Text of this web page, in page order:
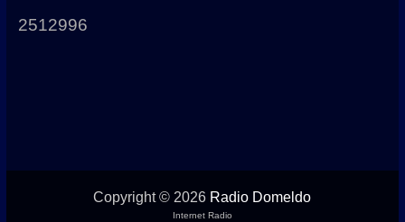
2512996
Copyright © 2026 Radio Domeldo
Internet Radio